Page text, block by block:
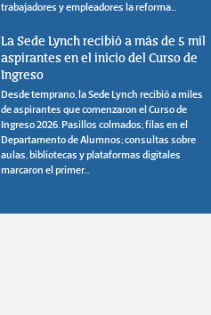
trabajadores y empleadores la reforma...
La Sede Lynch recibió a más de 5 mil
aspirantes en el inicio del Curso de
Ingreso
Desde temprano, la Sede Lynch recibió a miles
de aspirantes que comenzaron el Curso de
Ingreso 2026. Pasillos colmados; filas en el
Departamento de Alumnos; consultas sobre
aulas, bibliotecas y plataformas digitales
marcaron el primer...